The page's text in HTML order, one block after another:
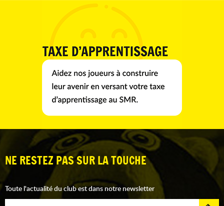
NE RESTEZ PAS SUR LA TOUCHE
Toute l'actualité du club est dans notre newsletter